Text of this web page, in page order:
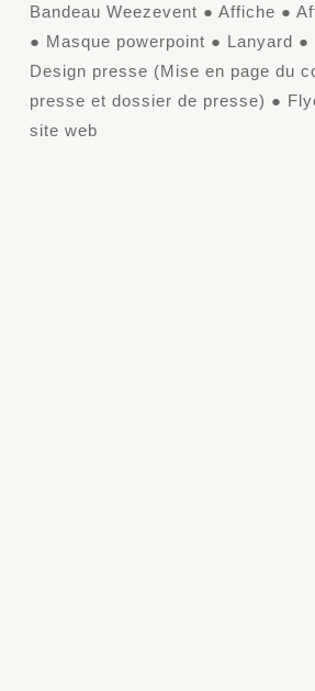
Bandeau Weezevent ● Affiche ●
● Masque powerpoint ● Lanyard ●
Design presse (Mise en page du
presse et dossier de presse) ●
site web